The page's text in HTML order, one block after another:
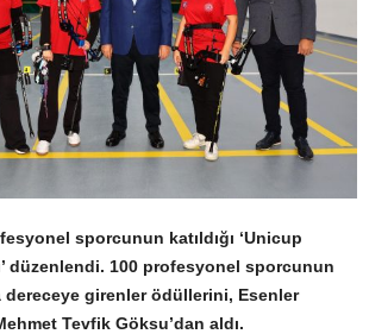
sporcunun katıldığı ‘Unicup
düzenlendi. 100 profesyonel sporcunun
dereceye girenler ödüllerini, Esenler
Tevfik Göksu’dan aldı.